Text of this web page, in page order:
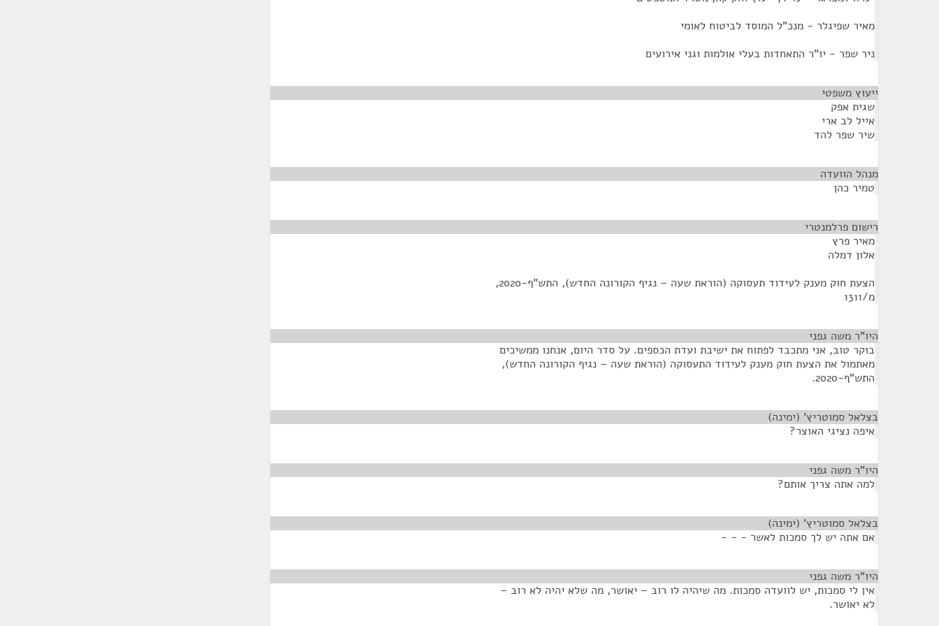
מאיר שפיגלר - מנכ"ל המוסד לביטוח לאומי
ניר שפר - יו"ר התאחדות בעלי אולמות וגני אירועים
ייעוץ משפטי
שגית אפק
אייל לב ארי
שיר שפר להד
מנהל הוועדה
טמיר כהן
רישום פרלמנטרי
מאיר פרץ
אלון דמלה
הצעת חוק מענק לעידוד תעסוקה (הוראת שעה – נגיף הקורונה החדש), התש"ף-2020,
מ/1311
היו"ר משה גפני
בוקר טוב, אני מתכבד לפתוח את ישיבת ועדת הכספים. על סדר היום, אנחנו ממשיכים
מאתמול את הצעת חוק מענק לעידוד התעסוקה (הוראת שעה – נגיף הקורונה החדש),
התש"ף-2020.
בצלאל סמוטריץ' (ימינה)
איפה נציגי האוצר?
היו"ר משה גפני
למה אתה צריך אותם?
בצלאל סמוטריץ' (ימינה)
אם אתה יש לך סמכות לאשר - - -
היו"ר משה גפני
אין לי סמכות, יש לוועדה סמכות. מה שיהיה לו רוב – יאושר, מה שלא יהיה לא רוב –
לא יאושר.